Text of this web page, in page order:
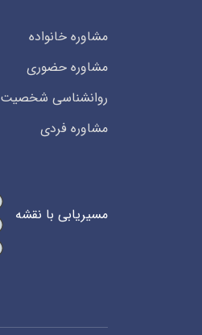
مشاوره خانواده
مشاوره حضوری
روانشناسی شخصیت
مشاوره فردی
مسیریابی با نقشه